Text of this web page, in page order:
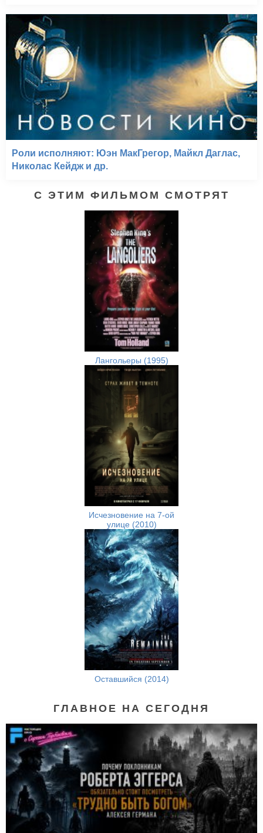
Роли исполняют: Юэн МакГрегор, Майкл Даглас,
Николас Кейдж и др.
С ЭТИМ ФИЛЬМОМ СМОТРЯТ
Лангольеры (1995)
Исчезновение на 7-ой
улице (2010)
Оставшийся (2014)
ГЛАВНОЕ НА СЕГОДНЯ